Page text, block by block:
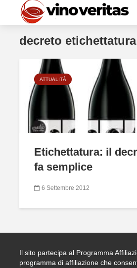
decreto etichettatura
ATTUALITÀ
Etichettatura: il
fa semplice
6 Settembre 2012
Il sito partecipa al Programma
programma di affiliazione che